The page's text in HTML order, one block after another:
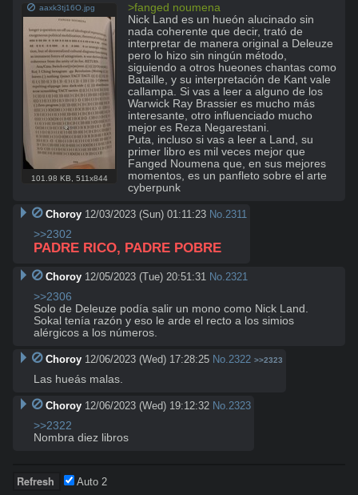
aaxk3tj16O.jpg
101.98 KB 511x844
>fanged noumena
Nick Land es un hueón alucinado sin
nada coherente que decir, trató de
interpretar de manera original a Deleuze
pero lo hizo sin ningún método,
siguiendo a otros hueones chantas como
Bataille, y su interpretación de Kant vale
callampa. Si vas a leer a alguno de los
Warwick Ray Brassier es mucho más
interesante, otro influenciado mucho
mejor es Reza Negarestani.
Puta, incluso si vas a leer a Land, su
primer libro es mil veces mejor que
Fanged Noumena que, en sus mejores
momentos, es un panfleto sobre el arte
cyberpunk
Choroy 12/03/2023 (Sun) 01:11:23 No. 2311
>>2302
PADRE RICO, PADRE POBRE
Choroy 12/05/2023 (Tue) 20:51:31 No. 2321
>>2306
Solo de Deleuze podía salir un mono como Nick Land.
Sokal tenía razón y eso le arde el recto a los simios
alérgicos a los números.
Choroy 12/06/2023 (Wed) 17:28:25 No. 2322 >>2323
Las hueás malas.
Choroy 12/06/2023 (Wed) 19:12:32 No. 2323
>>2322
Nombra diez libros
Auto 1